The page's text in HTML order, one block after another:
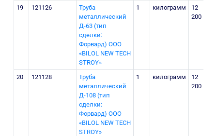
19 121126
Труба
металлический
Д-63 (тип
сделки:
Форвард) ООО
«BILOL NEW TECH
STROY»
1 килограмм
12
200
20 121128
Труба
металлический
Д-108 (тип
сделки:
Форвард) ООО
«BILOL NEW TECH
STROY»
1 килограмм
12
200